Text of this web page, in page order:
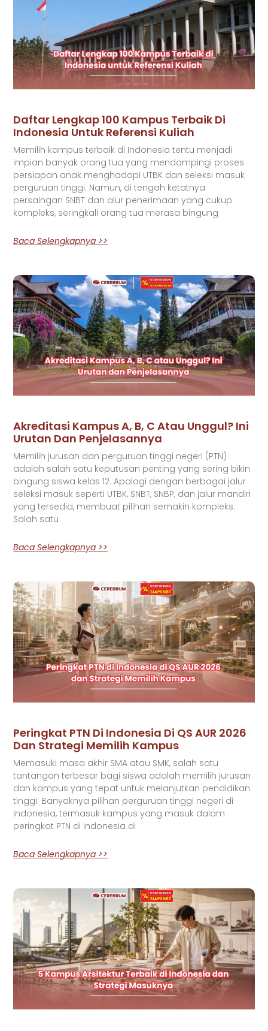
Daftar Lengkap 100 Kampus Terbaik Di
Indonesia Untuk Referensi Kuliah
Memilih kampus terbaik di Indonesia tentu menjadi
impian banyak orang tua yang mendampingi proses
persiapan anak menghadapi UTBK dan seleksi masuk
perguruan tinggi. Namun, di tengah ketatnya
persaingan SNBT dan alur penerimaan yang cukup
kompleks, seringkali orang tua merasa bingung
Baca Selengkapnya >>
Akreditasi Kampus A, B, C Atau Unggul? Ini
Urutan Dan Penjelasannya
Memilih jurusan dan perguruan tinggi negeri (PTN)
adalah salah satu keputusan penting yang sering bikin
bingung siswa kelas 12. Apalagi dengan berbagai jalur
seleksi masuk seperti UTBK, SNBT, SNBP, dan jalur mandiri
yang tersedia, membuat pilihan semakin kompleks.
Salah satu
Baca Selengkapnya >>
Peringkat PTN Di Indonesia Di QS AUR 2026
Dan Strategi Memilih Kampus
Memasuki masa akhir SMA atau SMK, salah satu
tantangan terbesar bagi siswa adalah memilih jurusan
dan kampus yang tepat untuk melanjutkan pendidikan
tinggi. Banyaknya pilihan perguruan tinggi negeri di
Indonesia, termasuk kampus yang masuk dalam
peringkat PTN di Indonesia di
Baca Selengkapnya >>